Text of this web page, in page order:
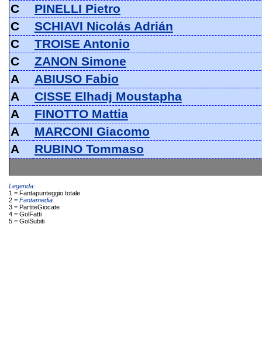
C
PINELLI Pietro
C
SCHIAVI Nicolás Adrián
C
TROISE Antonio
C
ZANON Simone
A
ABIUSO Fabio
A
CISSE Elhadj Moustapha
A
FINOTTO Mattia
A
MARCONI Giacomo
A
RUBINO Tommaso
Legenda:
1 = Fantapunteggio totale
2 = Fantamedia
3 = PartiteGiocate
4 = GolFatti
5 = GolSubiti